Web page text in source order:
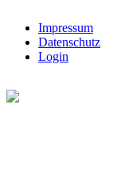
Impressum
Datenschutz
Login